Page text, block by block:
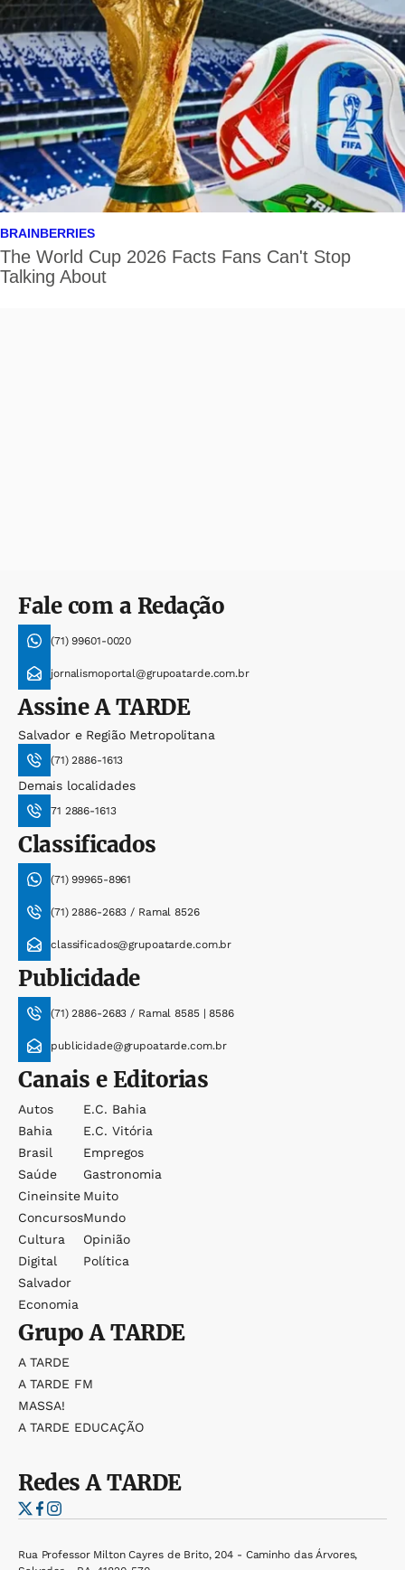
Fale com a Redação
(71) 99601-0020
jornalismoportal@grupoatarde.com.br
AssineA TARDE
Salvador e Região Metropolitana
(71) 2886-1613
Demais localidades
71 2886-1613
Classificados
(71) 99965-8961
(71) 2886-2683 / Ramal 8526
classificados@grupoatarde.com.br
Publicidade
(71) 2886-2683 / Ramal 8585 | 8586
publicidade@grupoatarde.com.br
Canais e Editorias
Autos
Bahia
Brasil
Saúde
Cineinsite
Concursos
Cultura
Digital
Salvador
Economia
E.c. Bahia
E.c. Vitória
Empregos
Gastronomia
Muito
Mundo
Opinião
Política
GrupoA TARDE
A TARDE
A TARDE FM
MASSA!
A TARDE EDUCAÇÃO
RedesA TARDE
Rua Professor Milton Cayres de Brito, 204 - Caminho das Árvores,